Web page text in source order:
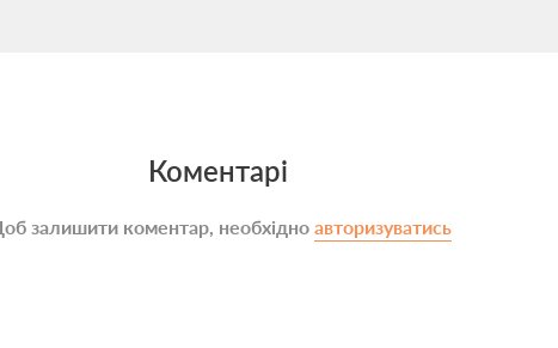
Коментарі
залишити коментар, необхідно авторизуватись